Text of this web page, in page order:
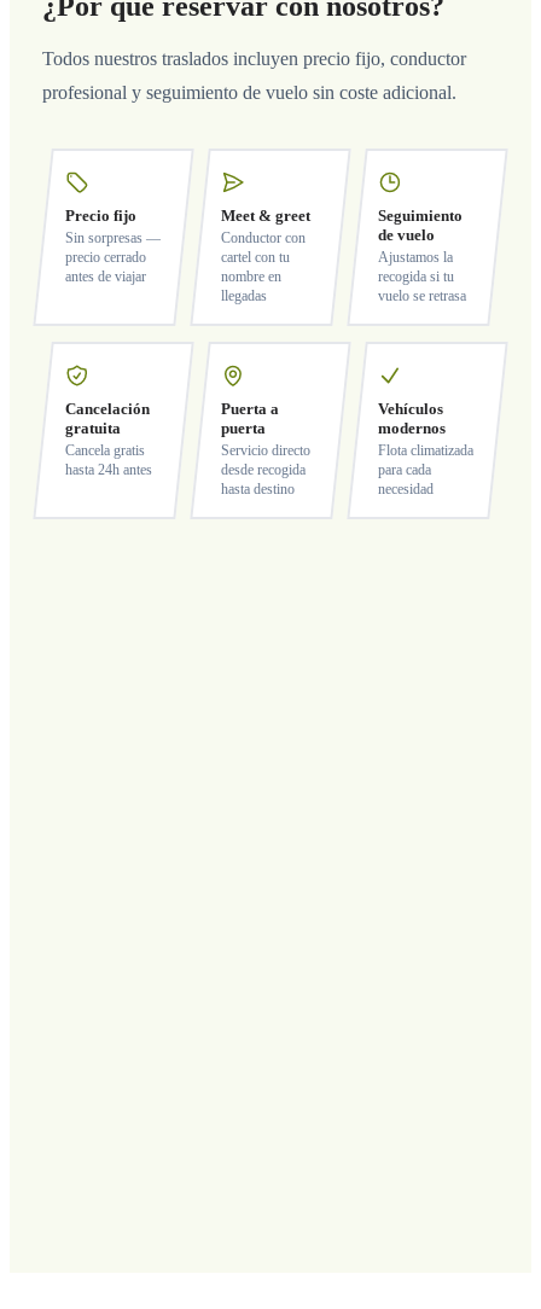
¿Por qué reservar con nosotros?
Todos nuestros traslados incluyen precio fijo, conductor
profesional y seguimiento de vuelo sin coste adicional.
Precio fijo
Sin sorpresas —
precio cerrado
antes de viajar
Meet & greet
Conductor con
cartel con tu
nombre en
llegadas
Seguimiento
de vuelo
Ajustamos la
recogida si tu
vuelo se retrasa
Cancelación
gratuita
Cancela gratis
hasta 24h antes
Puerta a
puerta
Servicio directo
desde recogida
hasta destino
Vehículos
modernos
Flota climatizada
para cada
necesidad